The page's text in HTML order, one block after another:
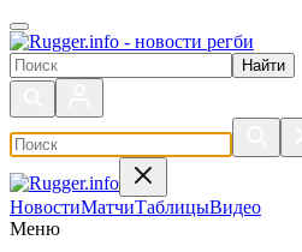
Поиск по сайту
НовостиМатчиТаблицыВидео
Меню